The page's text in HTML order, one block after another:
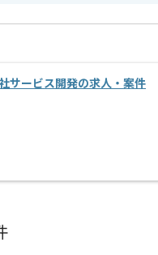
い方によりご満足いただけ
サービス開発の求人・案件